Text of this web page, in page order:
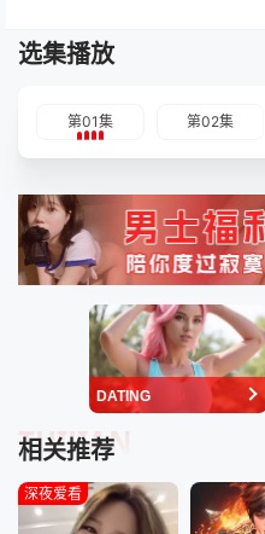
选集播放
第01集 第02集
DATING
相关推荐
TUIJIAN
深夜爱看